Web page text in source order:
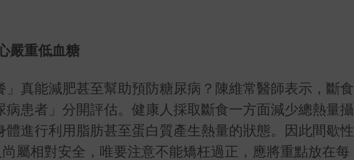
嚴重低血糖
真能減肥甚至幫助預防糖尿病？陳維常醫師表示，斷食
患者」分開評估。健康人採取斷食一方面減少總熱量攝
進行利用脂肪甚至蛋白質產生熱量的狀態。因此間歇性
屬相對安全，唯要注意不能矯枉過正，應將重點放在每